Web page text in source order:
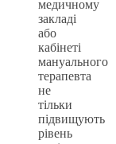
медичному
закладі
або
кабінеті
мануального
терапевта
не
тільки
підвищують
рівень